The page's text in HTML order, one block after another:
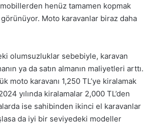
henüz tamamen kopmak
Moto karavanlar biraz daha
olumsuzluklar sebebiyle, karavan
ya da satın almanın maliyetleri arttı.
moto karavanı 1,250 TL’ye kiralamak
yılında kiralamalar 2,000 TL’den
ise sahibinden ikinci el karavanlar
da iyi bir seviyedeki modeller